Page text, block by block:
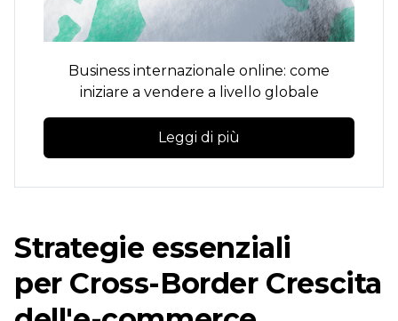
Business internazionale online: come
iniziare a vendere a livello globale
Leggi di più
Strategie essenziali
per Cross-BorderCrescita